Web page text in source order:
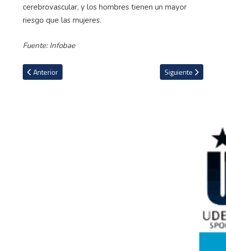
cerebrovascular, y los hombres tienen un mayor
riesgo que las mujeres.
Fuente: Infobae
Artículo anterior: Equipo francés denunció grabación de una
Anterior Artículo siguiente:
Siguiente